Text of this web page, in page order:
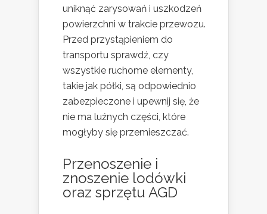
uniknąć zarysowań i uszkodzeń
powierzchni w trakcie przewozu.
Przed przystąpieniem do
transportu sprawdź, czy
wszystkie ruchome elementy,
takie jak półki, są odpowiednio
zabezpieczone i upewnij się, że
nie ma luźnych części, które
mogłyby się przemieszczać.
Przenoszenie i
znoszenie lodówki
oraz sprzętu AGD